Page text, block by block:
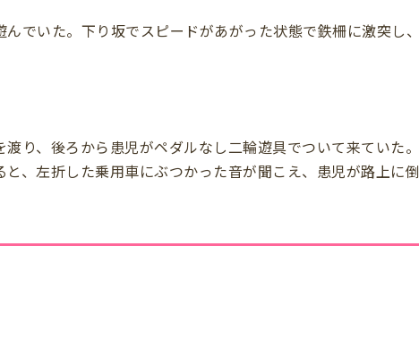
でいた。下り坂でスピードがあがった状態で鉄柵に激突し、
り、後ろから患児がペダルなし二輪遊具でついて来ていた。
、左折した乗用車にぶつかった音が聞こえ、患児が路上に倒